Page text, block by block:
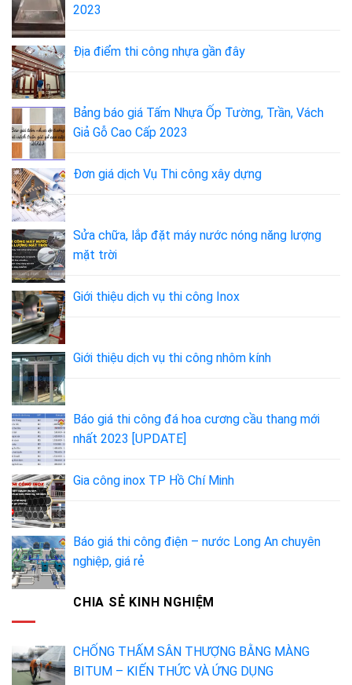
2023
Địa điểm thi công nhựa gần đây
Bảng báo giá Tấm Nhựa Ốp Tường, Trần, Vách
Giả Gỗ Cao Cấp 2023
Đơn giá dịch Vụ Thi công xây dựng
Sửa chữa, lắp đặt máy nước nóng năng lượng
mặt trời
Giới thiệu dịch vụ thi công Inox
Giới thiệu dịch vụ thi công nhôm kính
Báo giá thi công đá hoa cương cầu thang mới
nhất 2023 [UPDATE]
Gia công inox TP Hồ Chí Minh
Báo giá thi công điện – nước Long An chuyên
nghiệp, giá rẻ
CHIA SẺ KINH NGHIỆM
CHỐNG THẤM SÂN THƯỢNG BẰNG MÀNG
BITUM – KIẾN THỨC VÀ ỨNG DỤNG